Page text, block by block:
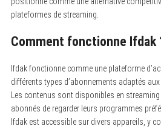
plateformes de streaming.
Comment fonctionne Ifdak
Ifdak fonctionne comme une plateforme
différents types d’abonnements adaptés
Les contenus sont disponibles en
abonnés de regarder leurs programmes
Ifdak est accessible sur divers appareils, y